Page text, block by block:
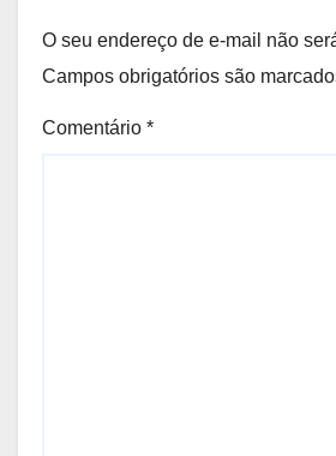
O seu endereço de e-mail não
Campos obrigatórios são
Comentário *